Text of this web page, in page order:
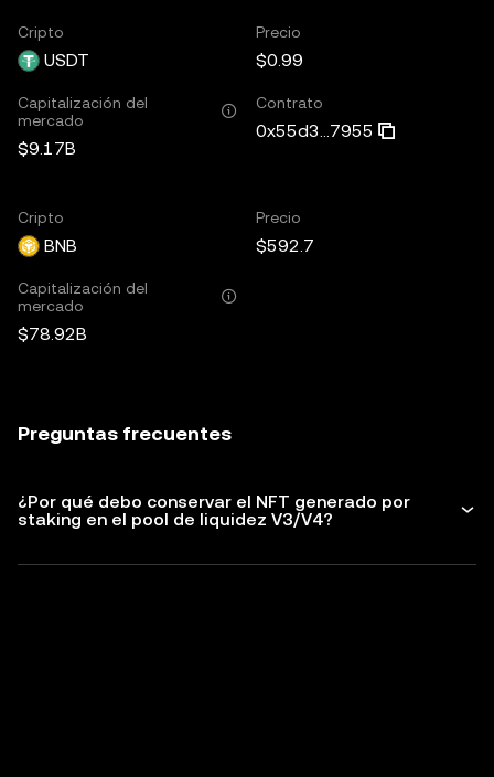
Cripto
USDT
Precio
$0.99
Capitalización del
mercado
$9.17B
Contrato
0x55d3...7955
Cripto
BNB
Precio
$592.7
Capitalización del
mercado
$78.92B
Preguntas frecuentes
¿Por qué debo conservar el NFT generado por
staking en el pool de liquidez V3/V4?